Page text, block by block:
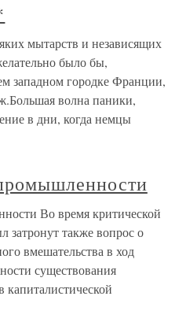
мытарств и независящих
было бы,
западном городке Франции,
волна паники,
в дни, когда немцы
Во время критической
затронут также вопрос о
вмешательства в ход
существования
капиталистической